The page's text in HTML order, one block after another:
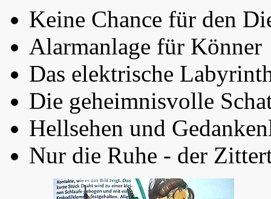
Keine Chance für den
Alarmanlage für Könner
Das elektrische
Die geheimnisvolle
Hellsehen und
Nur die Ruhe - der